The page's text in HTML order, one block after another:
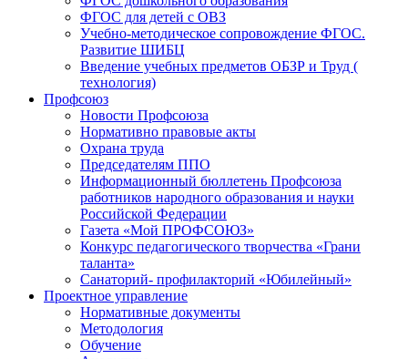
ФГОС для детей с ОВЗ
Учебно-методическое сопровождение ФГОС.
Развитие ШИБЦ
Введение учебных предметов ОБЗР и Труд (
технология)
Профсоюз
Новости Профсоюза
Нормативно правовые акты
Охрана труда
Председателям ППО
Информационный бюллетень Профсоюза
работников народного образования и науки
Российской Федерации
Газета «Мой ПРОФСОЮЗ»
Конкурс педагогического творчества «Грани
таланта»
Санаторий- профилакторий «Юбилейный»
Проектное управление
Нормативные документы
Методология
Обучение